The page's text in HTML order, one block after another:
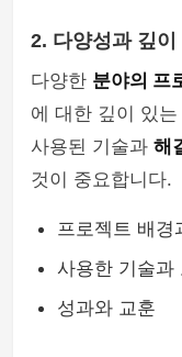
2. 다양성과 깊이
다양한 분야의 프
에 대한 깊이 있
사용된 기술과 해
것이 중요합니다.
프로젝트 배경
사용한 기술과
성과와 교훈